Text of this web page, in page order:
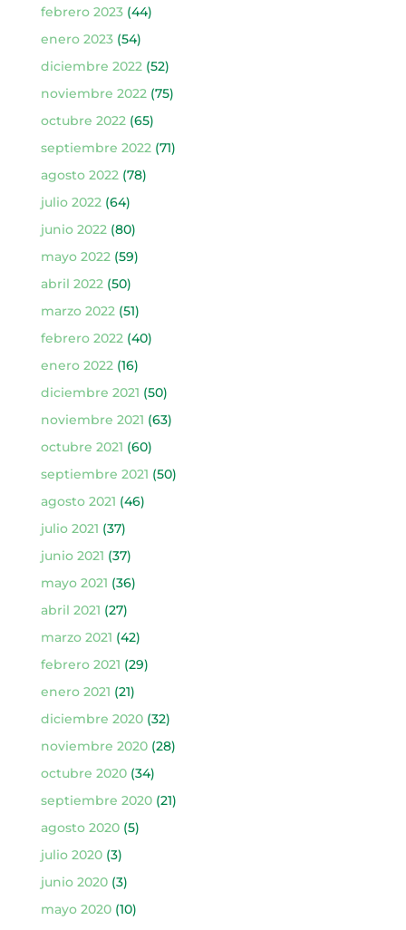
febrero 2023(44)
enero 2023(54)
diciembre 2022(52)
noviembre 2022(75)
octubre 2022(65)
septiembre 2022(71)
agosto 2022(78)
julio 2022(64)
junio 2022(80)
mayo 2022(59)
abril 2022(50)
marzo 2022(51)
febrero 2022(40)
enero 2022(16)
diciembre 2021 (50)
noviembre 2021 (63)
octubre 2021 (60)
septiembre 2021 (50)
agosto 2021 (46)
julio 2021 (37)
junio 2021 (37)
mayo 2021 (36)
abril 2021 (27)
marzo 2021 (42)
febrero 2021 (29)
enero 2021 (21)
diciembre 2020(32)
noviembre 2020(28)
octubre 2020(34)
septiembre 2020(21)
agosto 2020(5)
julio 2020(3)
junio 2020(3)
mayo 2020(10)